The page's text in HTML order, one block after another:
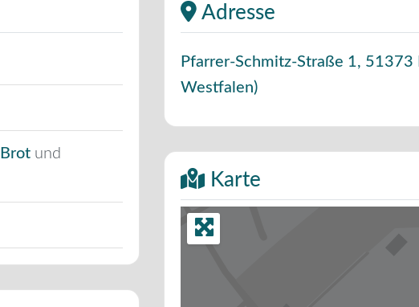
Brot und
Adresse
Pfarrer-Schmitz-Straße 1, 51373
Westfalen)
Karte